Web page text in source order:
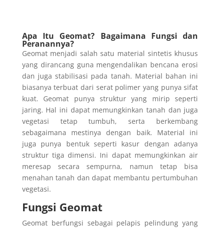
Apa Itu Geomat? Bagaimana Fungsi dan
Peranannya?
Geomat menjadi salah satu material sintetis khusus
yang dirancang guna mengendalikan bencana erosi
dan juga stabilisasi pada tanah. Material bahan ini
biasanya terbuat dari serat polimer yang punya sifat
kuat. Geomat punya struktur yang mirip seperti
jaring. Hal ini dapat memungkinkan tanah dan juga
vegetasi tetap tumbuh, serta berkembang
sebagaimana mestinya dengan baik. Material ini
juga punya bentuk seperti kasur dengan adanya
struktur tiga dimensi. Ini dapat memungkinkan air
meresap secara sempurna, namun tetap bisa
menahan tanah dan dapat membantu pertumbuhan
vegetasi.
Fungsi Geomat
Geomat berfungsi sebagai pelapis pelindung yang